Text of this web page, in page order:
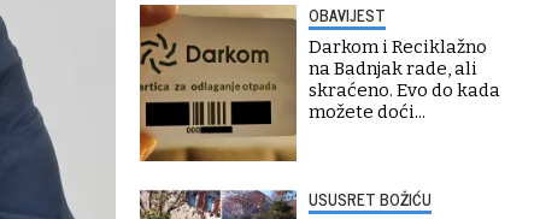
OBAVIJEST
Darkom i Reciklažno
na Badnjak rade, ali
skraćeno. Evo do kada
možete doći...
USUSRET BOŽIĆU